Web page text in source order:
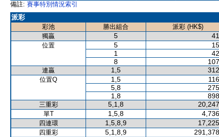
備註: 賽事特別情況索引
派彩
彩池 勝出組合
派彩 (HK$)
獨贏
5
位置 5
1
8
連贏 1,5
位置Q 1,5
5,8
1,8
三重彩 5,1,8
單T 1,5,8
四連環 1,5,8,9
四重彩 5,1,8,9